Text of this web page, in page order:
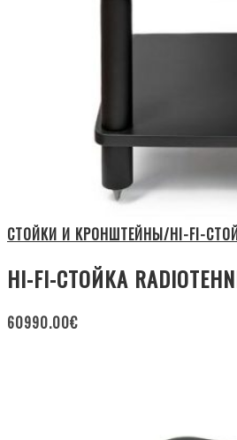
СТОЙКИ И КРОНШТЕЙНЫ/HI-FI-
HI-FI-СТОЙКА
60990.00€